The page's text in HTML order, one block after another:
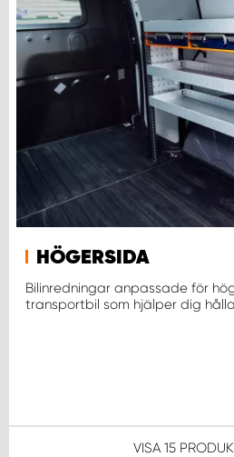
HÖGERSIDA
Bilinredningar anpassade för
transportbil som hjälper dig
VISA 15
WORK SYSTEM ÖSTERSUND